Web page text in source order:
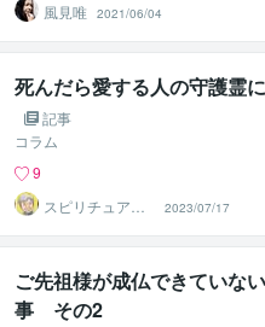
風見唯
2021/06/04
死んだら愛する人の守護霊
記事
コラム
9
スピリチュアル
カウンセラー
神山 純
2023/07/17
ご先祖様が成仏できていな
事 その2